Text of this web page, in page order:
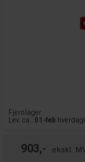
Fjernlager
Lev. ca.: 01-feb
903,-